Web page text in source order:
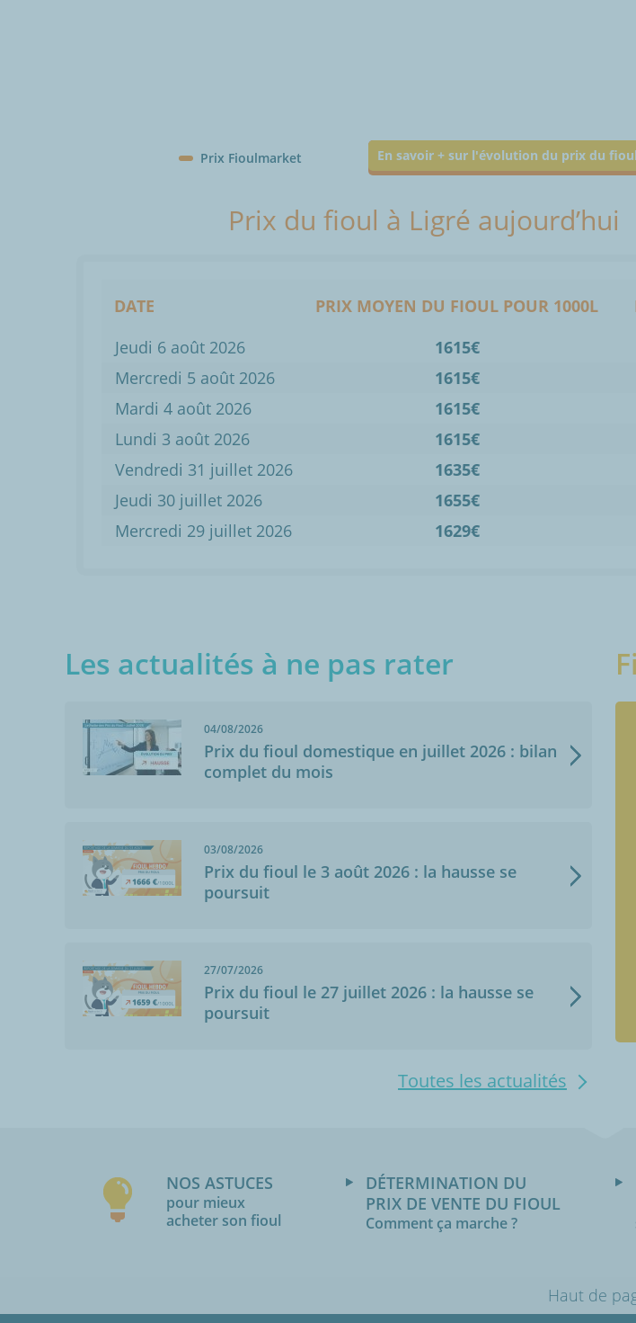
Prix Fioulmarket En savoir + sur l'évolution du prix du fioul
Prix du fioul à Ligré aujourd’hui
DATE PRIX MOYEN DU FIOUL POUR 1000L
Jeudi 6 août 2026
1615€
Mercredi 5 août 2026
1615€
Mardi 4 août 2026
1615€
Lundi 3 août 2026
1615€
Vendredi 31 juillet 2026
1635€
Jeudi 30 juillet 2026
1655€
Mercredi 29 juillet 2026
1629€
Les actualités à ne pas rater
04/08/2026
Prix du fioul domestique en juillet 2026 : bilan
complet du mois
03/08/2026
Prix du fioul le 3 août 2026 : la hausse se
poursuit
27/07/2026
Prix du fioul le 27 juillet 2026 : la hausse se
poursuit
Toutes les actualités
NOS ASTUCES
pour mieux
acheter son fioul
DÉTERMINATION DU
PRIX DE VENTE DU FIOUL
Comment ça marche ?
Haut de